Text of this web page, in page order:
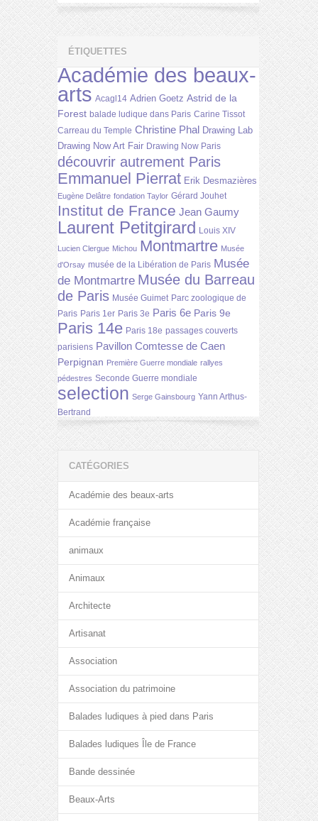
ÉTIQUETTES
Académie des beaux-
arts Acagl14 Adrien Goetz Astrid de la
Forest balade ludique dans Paris Carine Tissot
Carreau du Temple Christine Phal Drawing Lab
Drawing Now Art Fair Drawing Now Paris
découvrir autrement Paris
Emmanuel Pierrat Erik Desmazières
Eugène Delâtre fondation Taylor Gérard Jouhet
Institut de France Jean Gaumy
Laurent Petitgirard Louis XIV
Lucien Clergue Michou Montmartre Musée
d'Orsay musée de la Libération de Paris Musée
de Montmartre Musée du Barreau
de Paris Musée Guimet Parc zoologique de
Paris Paris 1er Paris 3e Paris 6e Paris 9e
Paris 14e Paris 18e passages couverts
parisiens Pavillon Comtesse de Caen
Perpignan Première Guerre mondiale rallyes
pédestres Seconde Guerre mondiale
selection Serge Gainsbourg Yann Arthus-
Bertrand
CATÉGORIES
Académie des beaux-arts
Académie française
animaux
Animaux
Architecte
Artisanat
Association
Association du patrimoine
Balades ludiques à pied dans Paris
Balades ludiques Île de France
Bande dessinée
Beaux-Arts